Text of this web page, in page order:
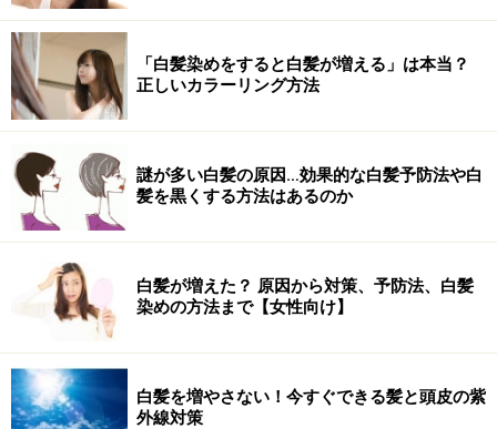
「白髪染めをすると白髪が増える」は本当？
正しいカラーリング方法
謎が多い白髪の原因…効果的な白髪予防法や白
髪を黒くする方法はあるのか
白髪が増えた？ 原因から対策、予防法、白髪
染めの方法まで【女性向け】
白髪を増やさない！今すぐできる髪と頭皮の紫
外線対策